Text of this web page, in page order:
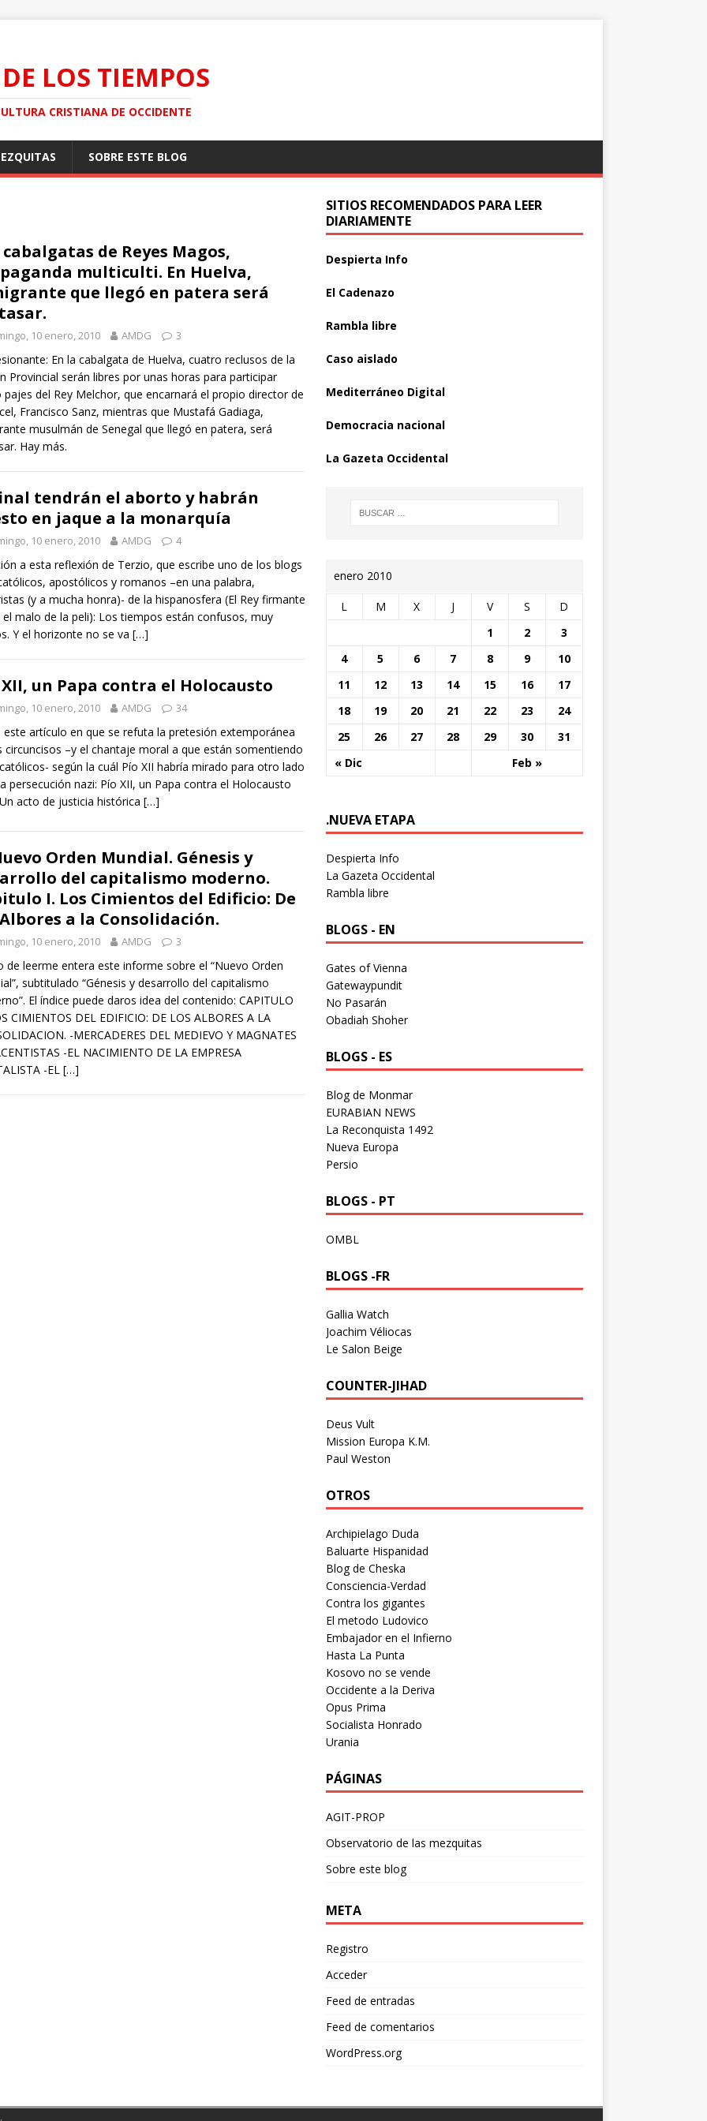
LOS TIEMPOS
CRISTIANA DE OCCIDENTE
SOBRE ESTE BLOG
cabalgatas de Reyes Magos,
multiculti. En Huelva,
que llegó en patera será
10 enero, 2010 AMDG 3
En la cabalgata de Huelva, cuatro reclusos de la
Provincial serán libres por unas horas para participar
pajes del Rey Melchor, que encarnará el propio director de
Francisco Sanz, mientras que Mustafá Gadiaga,
musulmán de Senegal que llegó en patera, será
Hay más.
tendrán el aborto y habrán
en jaque a la monarquía
10 enero, 2010 AMDG 4
a esta reflexión de Terzio, que escribe uno de los blogs
apostólicos y romanos –en una palabra,
(y a mucha honra)- de la hispanosfera (El Rey firmante
el malo de la peli): Los tiempos están confusos, muy
Y el horizonte no se va […]
un Papa contra el Holocausto
10 enero, 2010 AMDG 34
este artículo en que se refuta la pretesión extemporánea
circuncisos –y el chantaje moral a que están somentiendo
según la cuál Pío XII habría mirado para otro lado
persecución nazi: Pío XII, un Papa contra el Holocausto
acto de justicia histórica […]
Orden Mundial. Génesis y
del capitalismo moderno.
I. Los Cimientos del Edificio: De
a la Consolidación.
10 enero, 2010 AMDG 3
de leerme entera este informe sobre el “Nuevo Orden
subtitulado “Génesis y desarrollo del capitalismo
El índice puede daros idea del contenido: CAPITULO
CIMIENTOS DEL EDIFICIO: DE LOS ALBORES A LA
-MERCADERES DEL MEDIEVO Y MAGNATES
-EL NACIMIENTO DE LA EMPRESA
-EL […]
SITIOS RECOMENDADOS PARA LEER
DIARIAMENTE
Despierta Info
El Cadenazo
Rambla libre
Caso aislado
Mediterráneo Digital
Democracia nacional
La Gazeta Occidental
enero 2010
L M X J V S D
« Dic Feb »
1 2
3
4
5 6 7 8 9
10
11
12 13 14 15 16
17
18
19 20 21 22 23
24
25
26 27 28 29 30 31
.NUEVA ETAPA
Despierta Info
La Gazeta Occidental
Rambla libre
BLOGS - EN
Gates of Vienna
Gatewaypundit
No Pasarán
Obadiah Shoher
BLOGS - ES
Blog de Monmar
EURABIAN NEWS
La Reconquista 1492
Nueva Europa
Persio
BLOGS - PT
OMBL
BLOGS -FR
Gallia Watch
Joachim Véliocas
Le Salon Beige
COUNTER-JIHAD
Deus Vult
Mission Europa K.M.
Paul Weston
OTROS
Archipielago Duda
Baluarte Hispanidad
Blog de Cheska
Consciencia-Verdad
Contra los gigantes
El metodo Ludovico
Embajador en el Infierno
Hasta La Punta
Kosovo no se vende
Occidente a la Deriva
Opus Prima
Socialista Honrado
Urania
PÁGINAS
AGIT-PROP
Observatorio de las mezquitas
Sobre este blog
META
Registro
Acceder
Feed de entradas
Feed de comentarios
WordPress.org